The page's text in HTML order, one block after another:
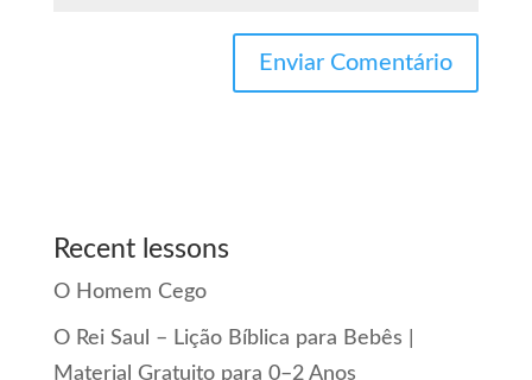
Recent lessons
O Homem Cego
O Rei Saul – Lição Bíblica para Bebês |
Material Gratuito para 0–2 Anos